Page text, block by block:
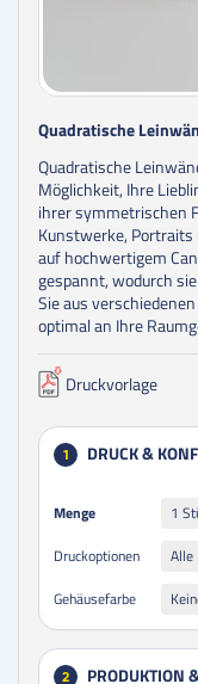
Quadratische
Quadratische
Möglichkeit, Ihre
ihrer symmetrischen
Kunstwerke, Portraits
auf hochwertigem
gespannt, wodurch
Sie aus
optimal an Ihre
Druckvorlage
1 DRUCK &
Menge 1
Druckoptionen
Gehäusefarbe
2 PRODUKTION